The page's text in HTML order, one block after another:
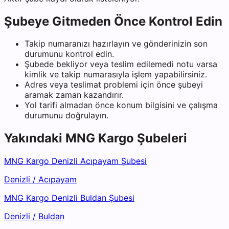
Şubeye Gitmeden Önce Kontrol Edin
Takip numaranızı hazırlayın ve gönderinizin son
durumunu kontrol edin.
Şubede bekliyor veya teslim edilemedi notu varsa
kimlik ve takip numarasıyla işlem yapabilirsiniz.
Adres veya teslimat problemi için önce şubeyi
aramak zaman kazandırır.
Yol tarifi almadan önce konum bilgisini ve çalışma
durumunu doğrulayın.
Yakındaki MNG Kargo Şubeleri
MNG Kargo Denizli Acıpayam Şubesi
Denizli / Acıpayam
MNG Kargo Denizli Buldan Şubesi
Denizli / Buldan